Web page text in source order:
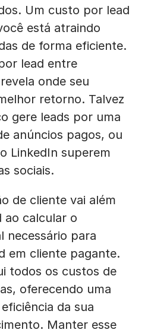
Um custo por lead
está atraindo
de forma eficiente.
lead entre
onde seu
retorno. Talvez
gere leads por uma
anúncios pagos, ou
LinkedIn superem
sociais.
de cliente vai além
ao calcular o
necessário para
em cliente pagante.
todos os custos de
oferecendo uma
da sua
Manter esse